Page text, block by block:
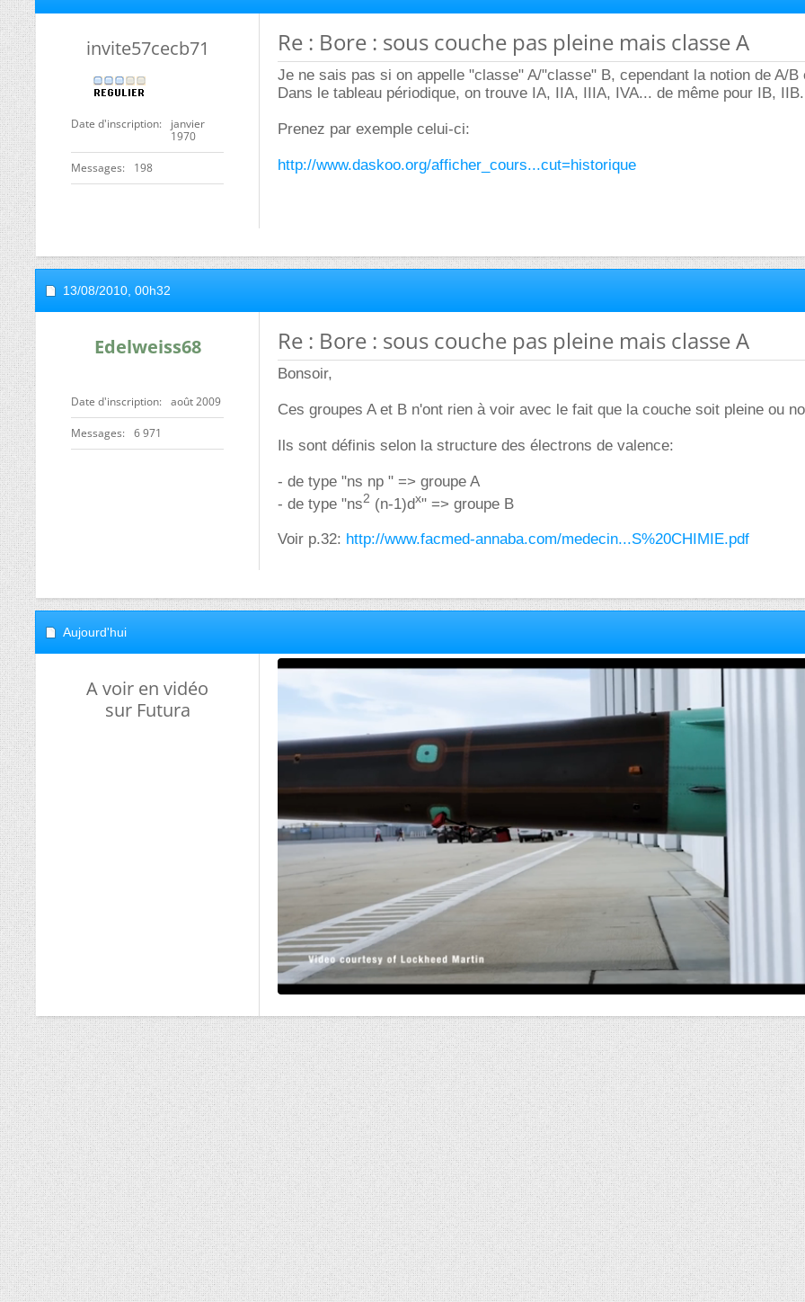
invite57cecb71
Date d'inscription
janvier
1970
Messages 198
Re : Bore : sous couche pas pleine mais classe A
Je ne sais pas si on appelle "classe" A/"classe" B, cependant la notion de A/B
Dans le tableau périodique, on trouve IA, IIA, IIIA, IVA... de même pour IB,
Prenez par exemple celui-ci:
http://www.daskoo.org/afficher_cours...cut=historique
13/08/2010, 00h32
Edelweiss68
Date d'inscription août 2009
Messages 6 971
Re : Bore : sous couche pas pleine mais classe A
Bonsoir,
Ces groupes A et B n'ont rien à voir avec le fait que la couche soit pleine ou
Ils sont définis selon la structure des électrons de valence:
- de type "ns np " => groupe A
- de type "ns2 (n-1)dx" => groupe B
Voir p.32: http://www.facmed-annaba.com/medecin...S%20CHIMIE.pdf
Aujourd'hui
A voir en vidéo
sur Futura